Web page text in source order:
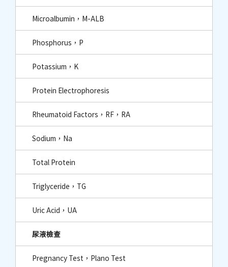
Microalbumin，M-ALB
Phosphorus，P
Potassium，K
Protein Electrophoresis
Rheumatoid Factors，RF，RA
Sodium，Na
Total Protein
Triglyceride，TG
Uric Acid，UA
尿液檢查
Pregnancy Test，Plano Test